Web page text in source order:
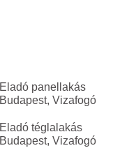
Eladó panellakás
Budapest, Vizafogó
Eladó téglalakás
Budapest, Vizafogó